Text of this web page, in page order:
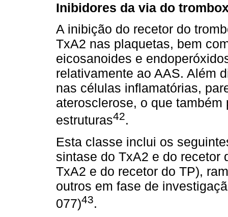
Inibidores da via do
A inibição do recetor do
TxA2 nas plaquetas, bem
eicosanoides e
relativamente ao AAS. Além
nas células inﬂamatórias,
aterosclerose, o que
estruturas42.
Esta classe inclui os
sintase do TxA2 e do recetor
TxA2 e do recetor do TP),
outros em fase de
077)43.